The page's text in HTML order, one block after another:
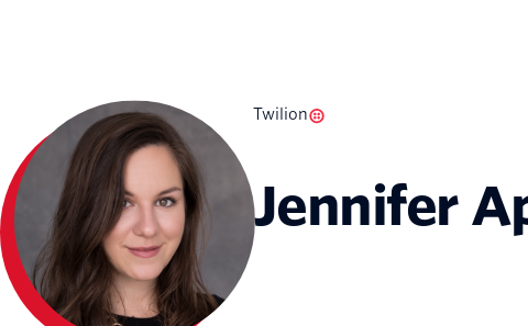
Twilion
Jennifer